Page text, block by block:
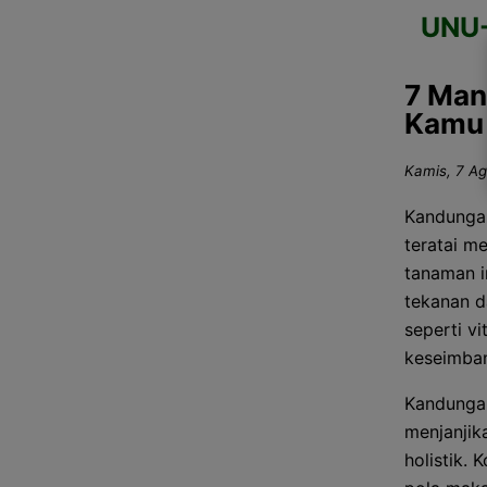
7
Kamu
Kamis, 7
teratai
tanaman
tekanan
seperti
holistik.